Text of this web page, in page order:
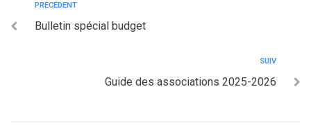
PRÉCÉDENT
Bulletin spécial budget
SUIV
Guide des associations 2025-2026